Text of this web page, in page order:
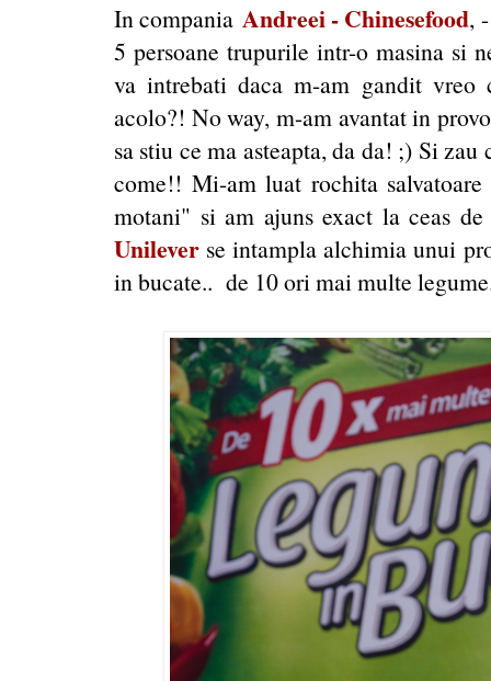
In compania Andreei - Chinesefood,
5 persoane trupurile intr-o masina si
va intrebati daca m-am gandit
acolo?! No way, m-am avantat in
sa stiu ce ma asteapta, da da! ;) Si
come!! Mi-am luat rochita
motani" si am ajuns exact la ceas
Unilever se intampla alchimia unui
in bucate.. de 10 ori mai multe